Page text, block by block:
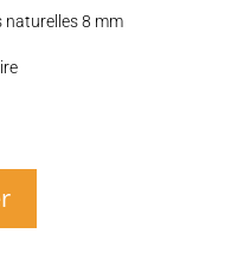
naturelles 8 mm